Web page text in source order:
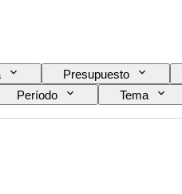
Presupuesto
Período Tema
de grabadora de vídeo